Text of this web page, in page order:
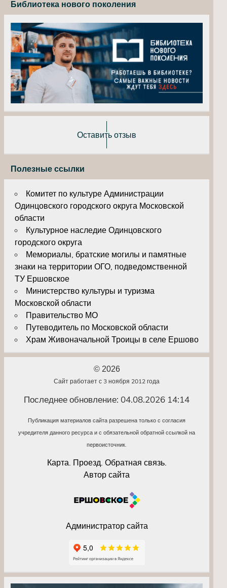
Библиотека нового поколения
Оставить отзыв
Полезные ссылки
Комитет по культуре Администрации
Одинцовского городского округа Московской
области
Культурное наследие Одинцовского
городского округа
Мемориалы, братские могилы и памятные
знаки на территории ОГО, подведомственной
ТУ Ершовское
Министерство культуры и туризма
Московской области
Правительство МО
Путеводитель по Московской области
Храм Живоначальной Троицы в селе Ершово
© 2026
Сайт работает с 3 ноября 2012 года
Последнее обновление: 04.08.2026 14:14
Публикация материалов сайта разрешена только с согласия
учредителя данного ресурса и с обязательной обратной ссылкой на
первоисточник.
Карта. Проезд. Обратная связь.
Автор сайта
Администратор сайта